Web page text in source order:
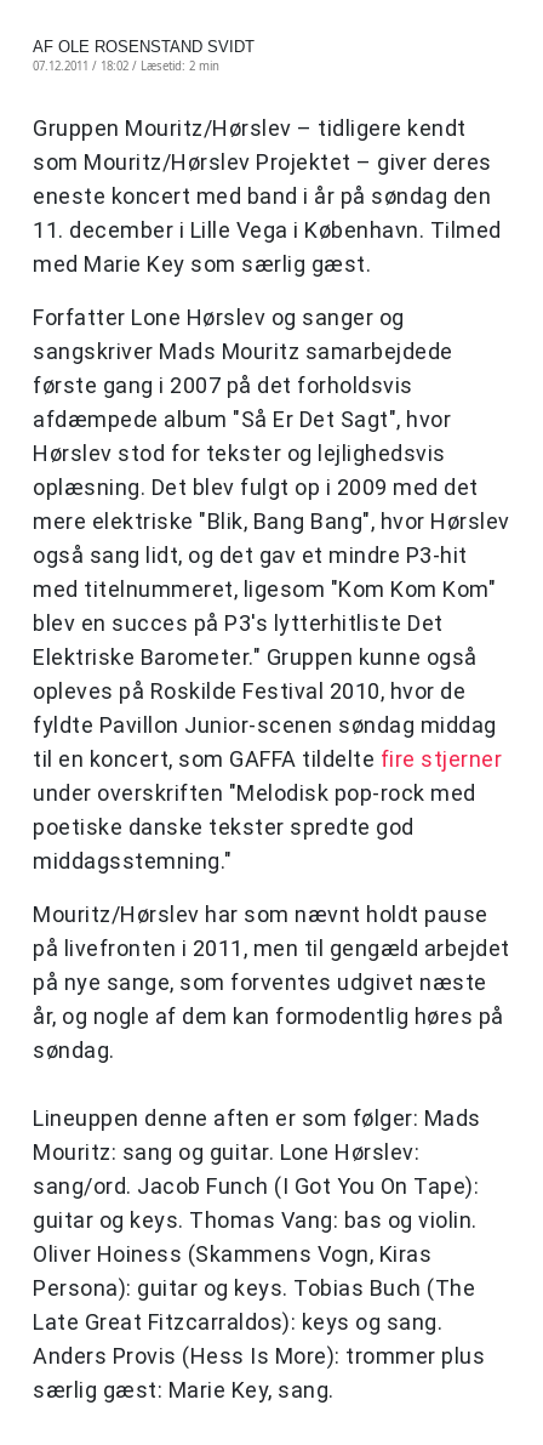
AF OLE ROSENSTAND SVIDT
07.12.2011 / 18:02 / Læsetid: 2 min
Gruppen Mouritz/Hørslev – tidligere kendt
som Mouritz/Hørslev Projektet – giver deres
eneste koncert med band i år på søndag den
11. december i Lille Vega i København. Tilmed
med Marie Key som særlig gæst.
Forfatter Lone Hørslev og sanger og
sangskriver Mads Mouritz samarbejdede
første gang i 2007 på det forholdsvis
afdæmpede album "Så Er Det Sagt", hvor
Hørslev stod for tekster og lejlighedsvis
oplæsning. Det blev fulgt op i 2009 med det
mere elektriske "Blik, Bang Bang", hvor Hørslev
også sang lidt, og det gav et mindre P3-hit
med titelnummeret, ligesom "Kom Kom Kom"
blev en succes på P3's lytterhitliste Det
Elektriske Barometer." Gruppen kunne også
opleves på Roskilde Festival 2010, hvor de
fyldte Pavillon Junior-scenen søndag middag
til en koncert, som GAFFA tildelte fire stjerner
under overskriften "Melodisk pop-rock med
poetiske danske tekster spredte god
middagsstemning."
Mouritz/Hørslev har som nævnt holdt pause
på livefronten i 2011, men til gengæld arbejdet
på nye sange, som forventes udgivet næste
år, og nogle af dem kan formodentlig høres på
søndag.
Lineuppen denne aften er som følger: Mads
Mouritz: sang og guitar. Lone Hørslev:
sang/ord. Jacob Funch (I Got You On Tape):
guitar og keys. Thomas Vang: bas og violin.
Oliver Hoiness (Skammens Vogn, Kiras
Persona): guitar og keys. Tobias Buch (The
Late Great Fitzcarraldos): keys og sang.
Anders Provis (Hess Is More): trommer plus
særlig gæst: Marie Key, sang.